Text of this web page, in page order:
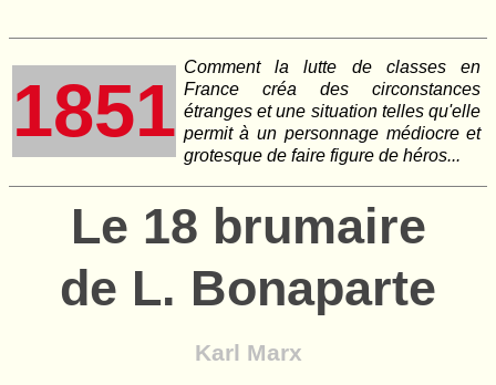
1851
Comment la lutte de classes en
France créa des circonstances
étranges et une situation telles qu'elle
permit à un personnage médiocre et
grotesque de faire figure de héros...
Le 18 brumaire
de L. Bonaparte
Karl Marx